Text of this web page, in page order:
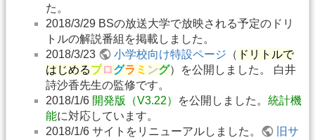
た。
2018/3/29 BSの放送大学で放映される予定のドリ
トルの解説番組を掲載しました。
2018/3/23
小学校向け特設ページ （ ドリトルで
はじめるプログラ ミ ング）を公開しました。 白井
詩沙香先生の監修です。
2018/1/6 開発版（V3.22） を公開しました。 統計機
能に対応しています。
2018/1/6 サイトをリニューアルしました。
旧サ